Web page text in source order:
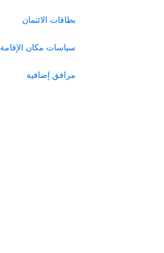
بطاقات الائتمان
سياسات مكان الإقامة
مرافق إضافية